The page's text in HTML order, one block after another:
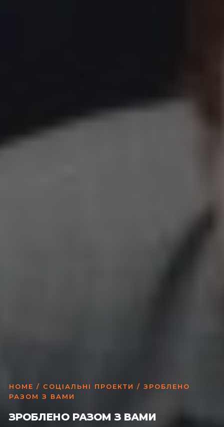
HOME / СОЦІАЛЬНІ ПРОЕКТИ / ЗРОБЛЕНО
РАЗОМ З ВАМИ
ЗРОБЛЕНО РАЗОМ З ВАМИ